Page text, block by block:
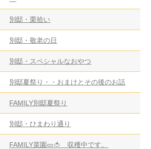
別邸・栗拾い
別邸・敬老の日
別邸・スペシャルなおやつ
別邸夏祭り・・おまけとその後のお話
FAMILY別邸夏祭り
別邸・ひまわり通り
FAMILY菜園🥒🍅 収穫中です。